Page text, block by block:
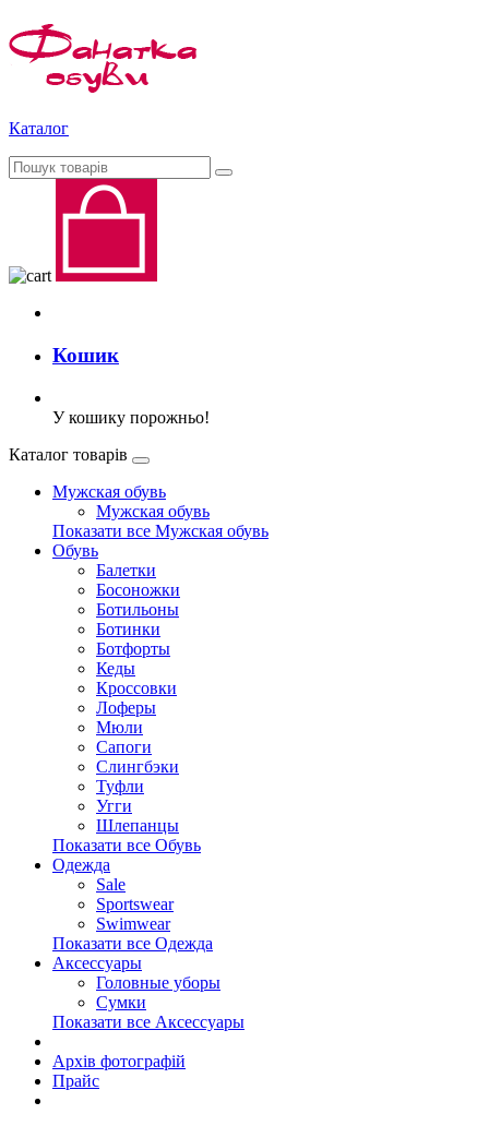
Каталог
Кошик
У кошику порожньо!
Каталог товарів
Мужская обувь
Мужская обувь
Показати все Мужская обувь
Обувь
Балетки
Босоножки
Ботильоны
Ботинки
Ботфорты
Кеды
Кроссовки
Лоферы
Мюли
Сапоги
Слингбэки
Туфли
Угги
Шлепанцы
Показати все Обувь
Одежда
Sale
Sportswear
Swimwear
Показати все Одежда
Аксессуары
Головные уборы
Сумки
Показати все Аксессуары
Архів фотографій
Прайс